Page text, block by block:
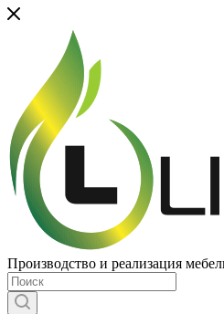
Производство и реализация